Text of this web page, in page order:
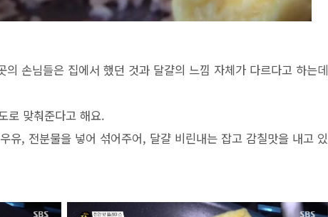
의 손님들은 집에서 했던 것과 달걀의 느낌 자체가 다르다고 하는데
로 맞춰준다고 해요.
유, 전분물을 넣어 섞어주어, 달걀 비린내는 잡고 감칠맛을 내고 있